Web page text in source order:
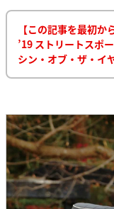
【この記事を最初か
’19 ストリートスポ
シン・オブ・ザ・イ